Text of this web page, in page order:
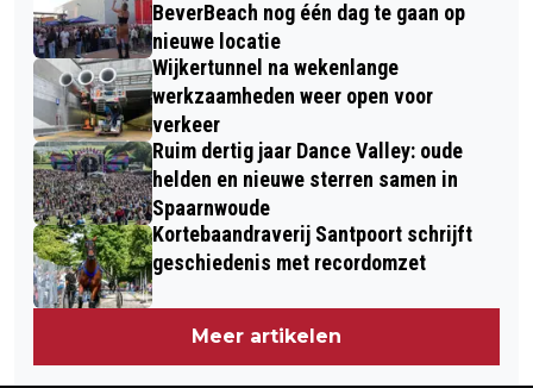
BeverBeach nog één dag te gaan op
nieuwe locatie
Wijkertunnel na wekenlange
werkzaamheden weer open voor
verkeer
Ruim dertig jaar Dance Valley: oude
helden en nieuwe sterren samen in
Spaarnwoude
Kortebaandraverij Santpoort schrijft
geschiedenis met recordomzet
Meer artikelen